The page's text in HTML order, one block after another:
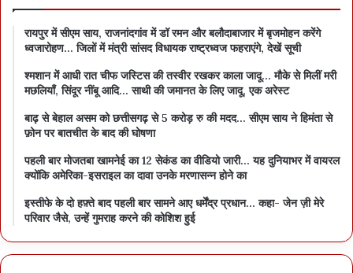
रायपुर में सीएम साय, राजनांदगांव में डॉ रमन और बलौदाबाजार में बृजमोहन करेंगे
ध्वजारोहण… जिलों में मंत्री सांसद विधायक राष्ट्रध्वज फहराएंगे, देखें सूची
श्मशान में आधी रात चीफ जस्टिस की तस्वीर रखकर काला जादू… मौके से मिलीं मरी
मछलियाँ, सिंदूर नींबू आदि… साथी की जमानत के लिए जादू, एक अरेस्ट
बाढ़ से बेहाल असम को छत्तीसगढ़ से 5 करोड़ रु की मदद… सीएम साय ने हिमंता से
फ़ोन पर बातचीत के बाद की घोषणा
पहली बार मोजतबा खामनेई का 12 सेकंड का वीडियो जारी… यह दुनियाभर में वायरल
क्योंकि अमेरिका-इसराइल का दावा उनके मरणासन्न होने का
इस्तीफे के दो हफ़्ते बाद पहली बार सामने आए धर्मेंद्र प्रधान… कहा- जेन ज़ी मेरे
परिवार जैसे, उन्हें गुमराह करने की कोशिश हुई